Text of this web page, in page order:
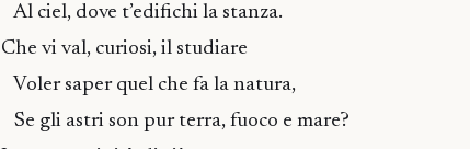
Al ciel, dove t’edifichi la stanza.
Che vi val, curiosi, il studiare
Voler saper quel che fa la natura,
Se gli astri son pur terra, fuoco e mare?